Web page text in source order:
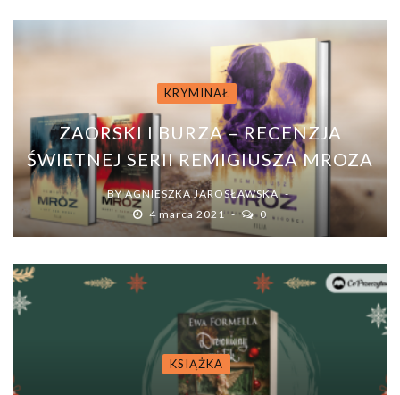
KRYMINAŁ
ZAORSKI I BURZA – RECENZJA
ŚWIETNEJ SERII REMIGIUSZA MROZA
BYAGNIESZKA JAROSŁAWSKA
4 marca 2021
0
KSIĄŻKA